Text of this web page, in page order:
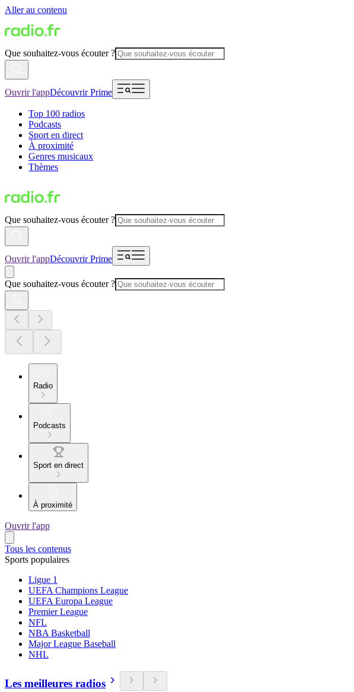
Aller au contenu
Que souhaitez-vous écouter ?
Ouvrir l'appDécouvrir Prime
Top 100 radios
Podcasts
Sport en direct
À proximité
Genres musicaux
Thèmes
Que souhaitez-vous écouter ?
Ouvrir l'appDécouvrir Prime
Que souhaitez-vous écouter ?
Radio
Podcasts
Sport en direct
À proximité
Ouvrir l'app
Tous les contenus
Sports populaires
Ligue 1
UEFA Champions League
UEFA Europa League
Premier League
NFL
NBA Basketball
Major League Baseball
NHL
Les meilleures radios